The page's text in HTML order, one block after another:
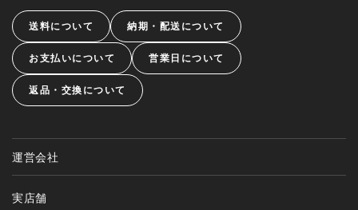
送料について 納期・配送について
お支払いについて 営業日について
返品・交換について
運営会社
実店舗